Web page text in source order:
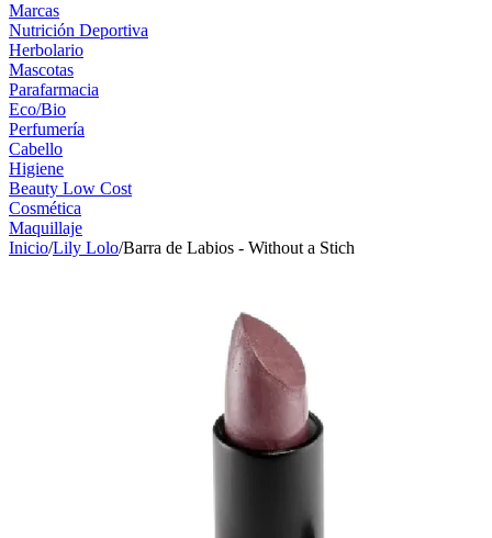
Marcas
Nutrición Deportiva
Herbolario
Mascotas
Parafarmacia
Eco/Bio
Perfumería
Cabello
Higiene
Beauty Low Cost
Cosmética
Maquillaje
Inicio/Lily Lolo/Barra de Labios - Without a Stich